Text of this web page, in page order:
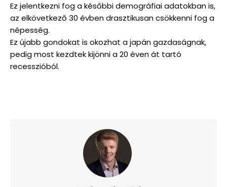
Ez jelentkezni fog a későbbi demográfiai adatokban is,
az elkövetkező 30 évben drasztikusan csökkenni fog a
népesség.
Ez újabb gondokat is okozhat a japán gazdaságnak,
pedig most kezdtek kijönni a 20 éven át tartó
recesszióból.